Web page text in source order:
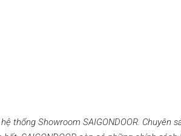
thống Showroom SAIGONDOOR. Chuyên